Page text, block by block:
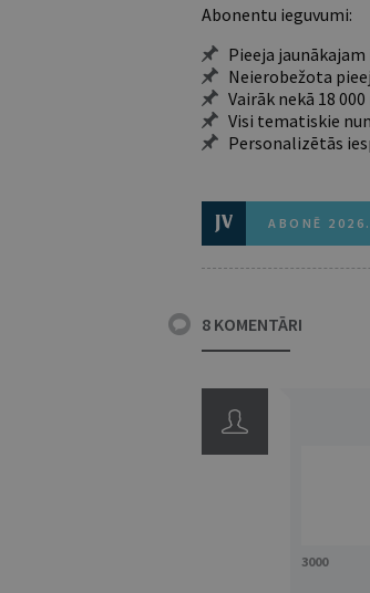
Abonentu ieguvumi:
Pieeja
Neierobežota
Vairāk nekā 18
Visi tematiskie
Personalizētās
ABONĒ
8 KOMENTĀRI
3000